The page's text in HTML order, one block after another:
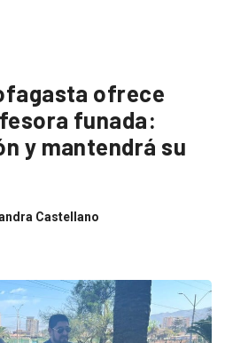
ofrece
funada:
y mantendrá su
Castellano